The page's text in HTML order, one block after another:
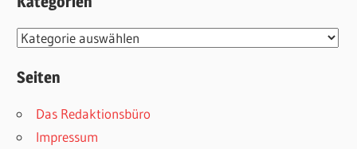
Kategorien
Seiten
Das Redaktionsbüro
Impressum